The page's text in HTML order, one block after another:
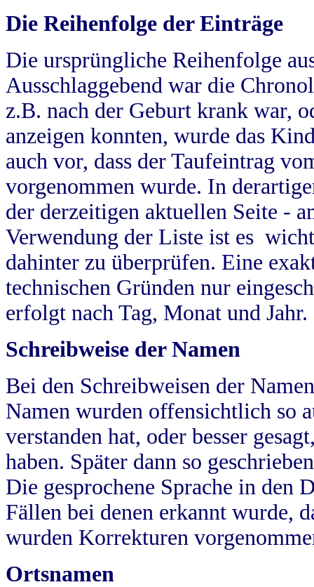
Die Reihenfolge der Einträge
Die ursprüngliche Reihenfolge
Ausschlaggebend war die
z.B. nach der Geburt krank war,
anzeigen konnten, wurde das
auch vor, dass der Taufeintrag
vorgenommen wurde. In
der derzeitigen aktuellen Seite -
Verwendung der Liste ist es
dahinter zu überprüfen. Eine
technischen Gründen nur
erfolgt nach Tag, Monat und Jahr.
Schreibweise der Namen
Bei den Schreibweisen der
Namen wurden offensichtlich so
verstanden hat, oder besser
haben. Später dann so
Die gesprochene Sprache in
Fällen bei denen erkannt wurde,
wurden Korrekturen
Ortsnamen